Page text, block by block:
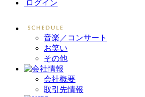
ログイン
音楽／コンサート
お笑い
その他
会社概要
取引先情報